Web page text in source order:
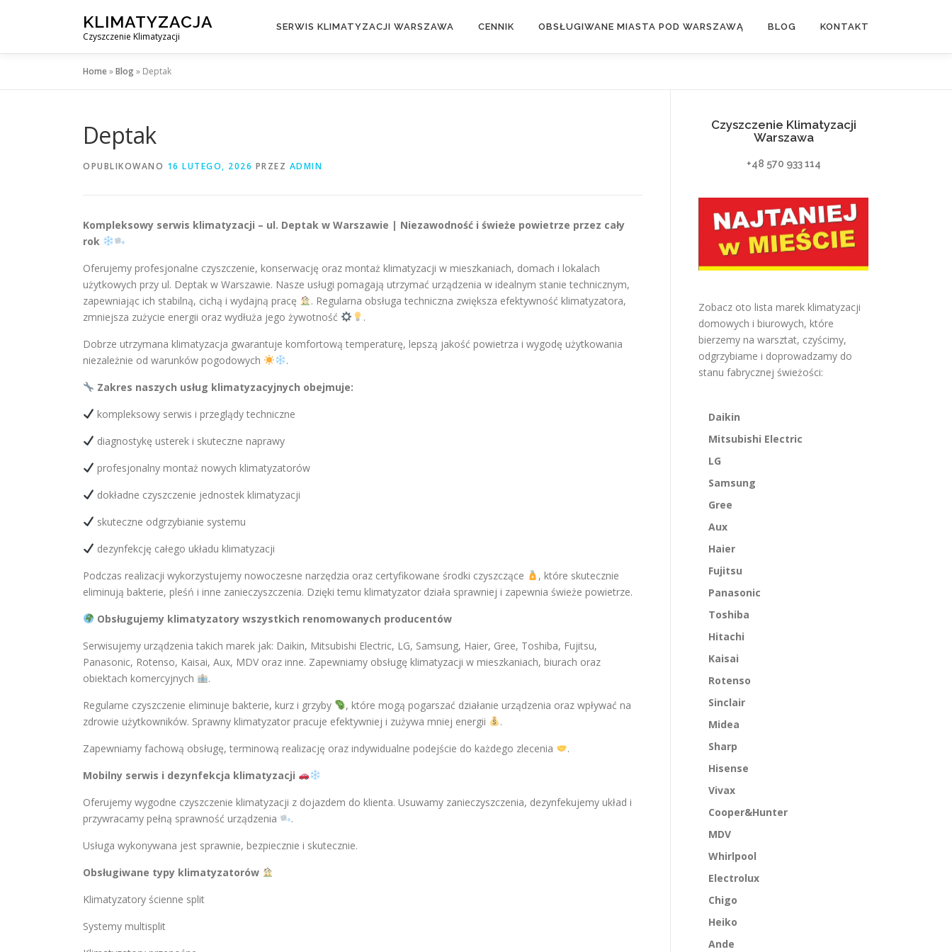
KLIMATYZACJA
Czyszczenie Klimatyzacji
SERWIS KLIMATYZACJI WARSZAWA CENNIK OBSŁUGIWANE MIASTA POD WARSZAWĄ BLOG KONTAKT
Home»Blog» Deptak
Deptak
OPUBLIKOWANO 16 LUTEGO, 2026 PRZEZ ADMIN
Kompleksowy serwis klimatyzacji – ul. Deptak w Warszawie | Niezawodność i świeże powietrze przez cały
rok
Oferujemy profesjonalne czyszczenie, konserwację oraz montaż klimatyzacji w mieszkaniach, domach i lokalach
użytkowych przy ul. Deptak w Warszawie. Nasze usługi pomagają utrzymać urządzenia w idealnym stanie technicznym,
zapewniając ich stabilną, cichą i wydajną pracę
. Regularna obsługa techniczna zwiększa efektywność klimatyzatora,
zmniejsza zużycie energii oraz wydłuża jego żywotność
.
Dobrze utrzymana klimatyzacja gwarantuje komfortową temperaturę, lepszą jakość powietrza i wygodę użytkowania
niezależnie od warunków pogodowych
.
Zakres naszych usług klimatyzacyjnych obejmuje:
kompleksowy serwis i przeglądy techniczne
diagnostykę usterek i skuteczne naprawy
profesjonalny montaż nowych klimatyzatorów
dokładne czyszczenie jednostek klimatyzacji
skuteczne odgrzybianie systemu
dezynfekcję całego układu klimatyzacji
Podczas realizacji wykorzystujemy nowoczesne narzędzia oraz certyfikowane środki czyszczące
, które skutecznie
eliminują bakterie, pleśń i inne zanieczyszczenia. Dzięki temu klimatyzator działa sprawniej i zapewnia świeże powietrze.
Obsługujemy klimatyzatory wszystkich renomowanych producentów
Serwisujemy urządzenia takich marek jak: Daikin, Mitsubishi Electric, LG, Samsung, Haier, Gree, Toshiba, Fujitsu,
Panasonic, Rotenso, Kaisai, Aux, MDV oraz inne. Zapewniamy obsługę klimatyzacji w mieszkaniach, biurach oraz
obiektach komercyjnych
.
Regularne czyszczenie eliminuje bakterie, kurz i grzyby
, które mogą pogarszać działanie urządzenia oraz wpływać na
zdrowie użytkowników. Sprawny klimatyzator pracuje efektywniej i zużywa mniej energii
.
Zapewniamy fachową obsługę, terminową realizację oraz indywidualne podejście do każdego zlecenia
.
Mobilny serwis i dezynfekcja klimatyzacji
Oferujemy wygodne czyszczenie klimatyzacji z dojazdem do klienta. Usuwamy zanieczyszczenia, dezynfekujemy układ i
przywracamy pełną sprawność urządzenia
.
Usługa wykonywana jest sprawnie, bezpiecznie i skutecznie.
Obsługiwane typy klimatyzatorów
Klimatyzatory ścienne split
Systemy multisplit
Czyszczenie Klimatyzacji
Warszawa
+48 570 933 114
Zobacz oto lista marek klimatyzacji
domowych i biurowych, które
bierzemy na warsztat, czyścimy,
odgrzybiame i doprowadzamy do
stanu fabrycznej świeżości:
Daikin
Mitsubishi Electric
LG
Samsung
Gree
Aux
Haier
Fujitsu
Panasonic
Toshiba
Hitachi
Kaisai
Rotenso
Sinclair
Midea
Sharp
Hisense
Vivax
Cooper&Hunter
MDV
Whirlpool
Electrolux
Chigo
Heiko
Ande